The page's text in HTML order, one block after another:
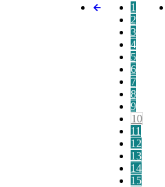
1
2
3
4
5
6
7
8
9
10
11
12
13
14
15